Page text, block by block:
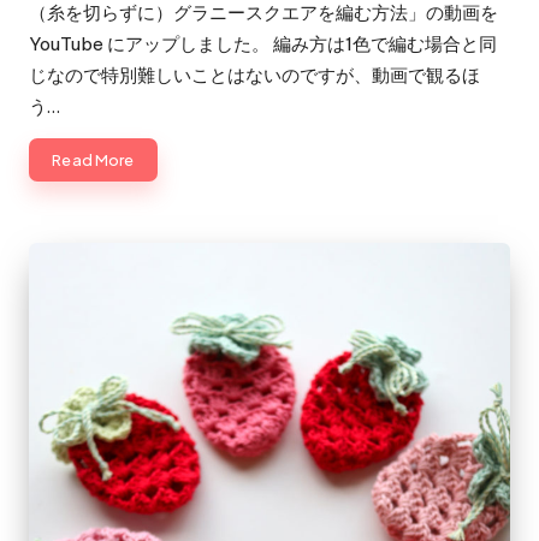
（糸を切らずに）グラニースクエアを編む方法」の動画を
YouTube にアップしました。 編み方は1色で編む場合と同
じなので特別難しいことはないのですが、動画で観るほ
う…
Read More